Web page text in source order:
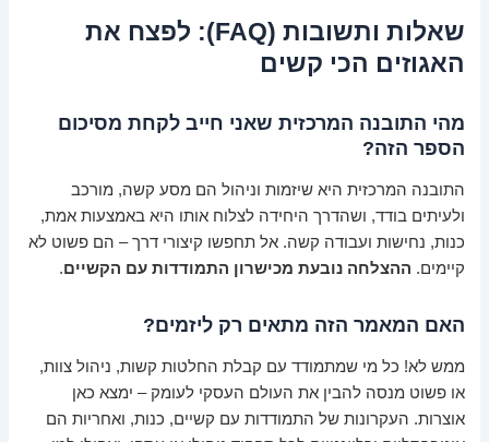
שאלות ותשובות (FAQ): לפצח את
האגוזים הכי קשים
מהי התובנה המרכזית שאני חייב לקחת מסיכום
הספר הזה?
התובנה המרכזית היא שיזמות וניהול הם מסע קשה, מורכב
ולעיתים בודד, ושהדרך היחידה לצלוח אותו היא באמצעות אמת,
כנות, נחישות ועבודה קשה. אל תחפשו קיצורי דרך – הם פשוט לא
קיימים. ההצלחה נובעת מכישרון התמודדות עם הקשיים.
האם המאמר הזה מתאים רק ליזמים?
ממש לא! כל מי שמתמודד עם קבלת החלטות קשות, ניהול צוות,
או פשוט מנסה להבין את העולם העסקי לעומק – ימצא כאן
אוצרות. העקרונות של התמודדות עם קשיים, כנות, ואחריות הם